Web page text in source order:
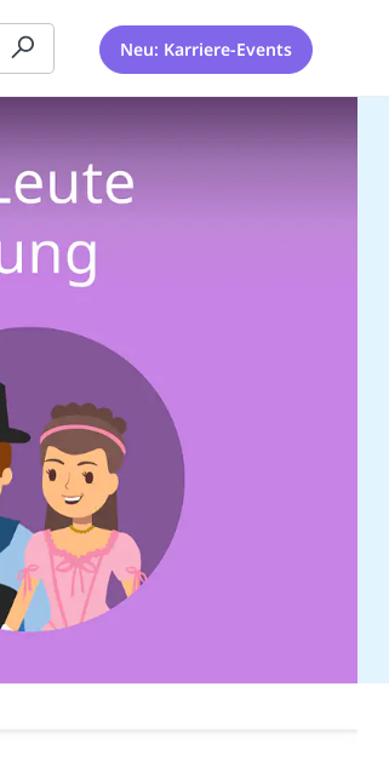
Neu: Karriere-Events